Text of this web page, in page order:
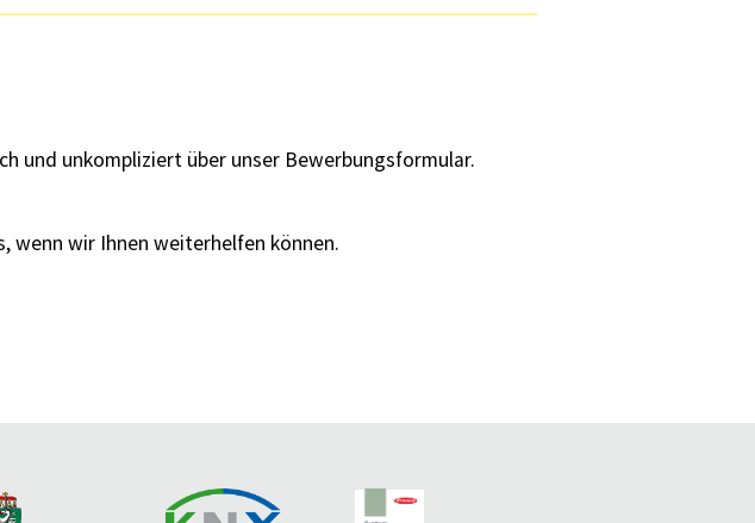
und unkompliziert über unser Bewerbungsformular.
wenn wir Ihnen weiterhelfen können.